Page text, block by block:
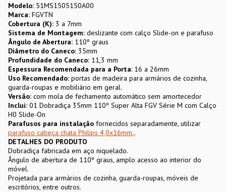
Modelo: 51MS1505150A00
Marca: FGVTN
Cobertura (K): 3 a 7mm
Sistema de Montagem: deslizante com calço Slide-on e parafuso
Ângulo de Abertura: 110º graus
Diâmetro do Caneco: 35mm
Profundidade do Caneco: 11,3 mm
Espessura Recomendada para a Porta: 16 a 26mm
Uso Recomendado: portas de madeira para armários de cozinha,
guarda-roupas e mobiliário em geral.
Versão: com mola de fechamento automático sem amortecedor
Inclui: 01 Dobradiça 35mm 110º Super Alta FGV Série M com Calço
H0 Slide-On
Parafusos para instalação fornecidos separadamente, utilizar
parafuso cabeça chata Philips 4,0x16mm..
DETALHES DO PRODUTO
Dobradiça fabricada em aço niquelado.
Ângulo de abertura de 110º graus, amplo acesso ao interior do
móvel.
Projetada para armários de cozinha, guarda-roupas, móveis de
escritórios, entre outros.